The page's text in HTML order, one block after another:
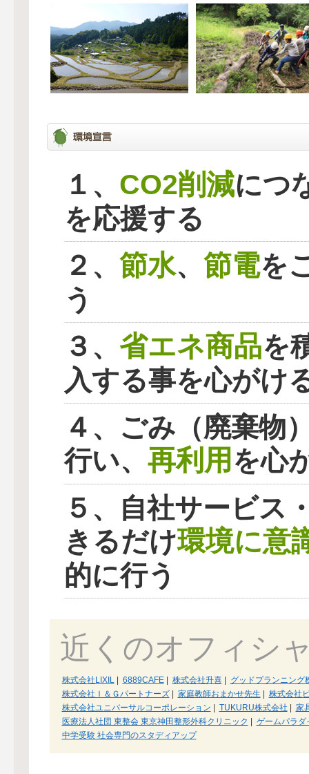
１、 CO2削減につ
を応援する
２、 節水、 節電を
う
３、 省エネ商品を
入する事を心がけ
４、ごみ（廃棄物
行い、 再利用を心
５、自社サービス
きるだけ環境に意
的に行う
近くのオフィシ
株式会社LIXIL| 6889CAFE| 株式会社升喜|
グッドプランニング
株式会社Ｉ＆Ｇパートナーズ| 家庭教師おまかせ先生
株式会社
株式会社ユニバーサルコーポレーション
TUKURU株式会社
家
医療法人社団 東整会 東京神田整形外科クリニック
ゲームパラダ
中学受験 社会専門のスタディアップ